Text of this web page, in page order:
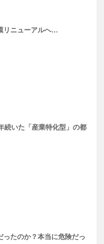
リニューアルへ…
続いた「産業特化型」の都
ったのか？本当に危険だっ